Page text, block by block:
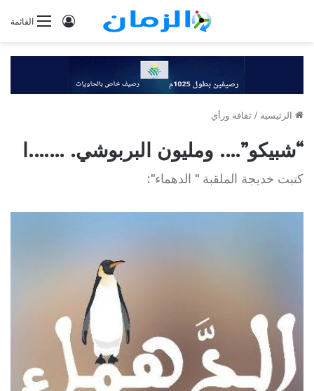
القائمةتسجيل
الرئيسية / ثقافة ورأي
“شبيكو”…. ومليون البربوشي. …….ا
كتبت خديجة الملقبة " الدهماء":